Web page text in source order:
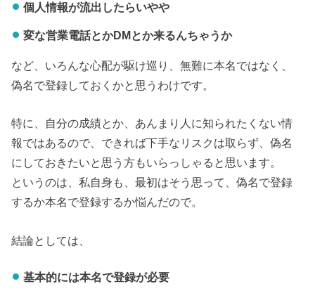
個人情報が流出したらいやや
変な営業電話とかDMとか来るんちゃうか
など、いろんな心配が駆け巡り、無難に本名ではなく、
偽名で登録しておくかと思うわけです。
特に、自分の成績とか、あんまり人に知られたくない情
報ではあるので、できれば下手なリスクは取らず、偽名
にしておきたいと思う方もいらっしゃると思います。
というのは、私自身も、最初はそう思って、偽名で登録
するか本名で登録するか悩んだので。
結論としては、
基本的には本名で登録が必要